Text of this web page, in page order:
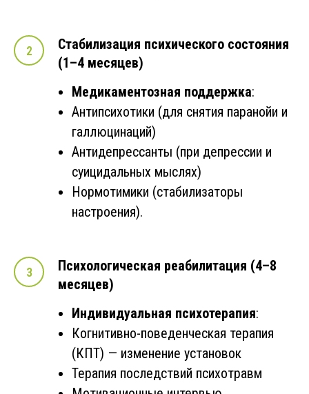
Стабилизация психического состояния
(1–4 месяцев)
Медикаментозная поддержка:
Антипсихотики (для снятия паранойи и
галлюцинаций)
Антидепрессанты (при депрессии и
суицидальных мыслях)
Нормотимики (стабилизаторы
настроения).
Психологическая реабилитация (4–8
месяцев)
Индивидуальная психотерапия:
Когнитивно-поведенческая терапия
(КПТ) — изменение установок
Терапия последствий психотравм